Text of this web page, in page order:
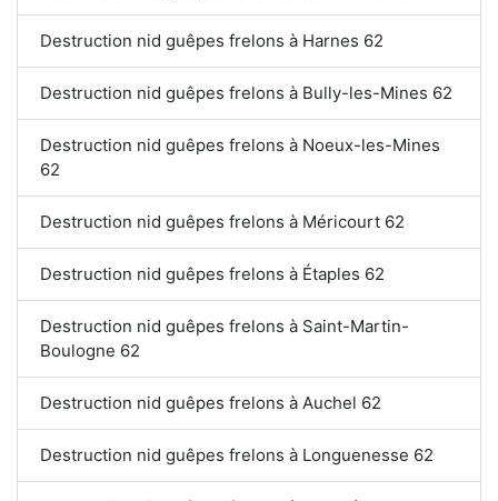
Destruction nid guêpes frelons à Harnes 62
Destruction nid guêpes frelons à Bully-les-Mines 62
Destruction nid guêpes frelons à Noeux-les-Mines
62
Destruction nid guêpes frelons à Méricourt 62
Destruction nid guêpes frelons à Étaples 62
Destruction nid guêpes frelons à Saint-Martin-
Boulogne 62
Destruction nid guêpes frelons à Auchel 62
Destruction nid guêpes frelons à Longuenesse 62